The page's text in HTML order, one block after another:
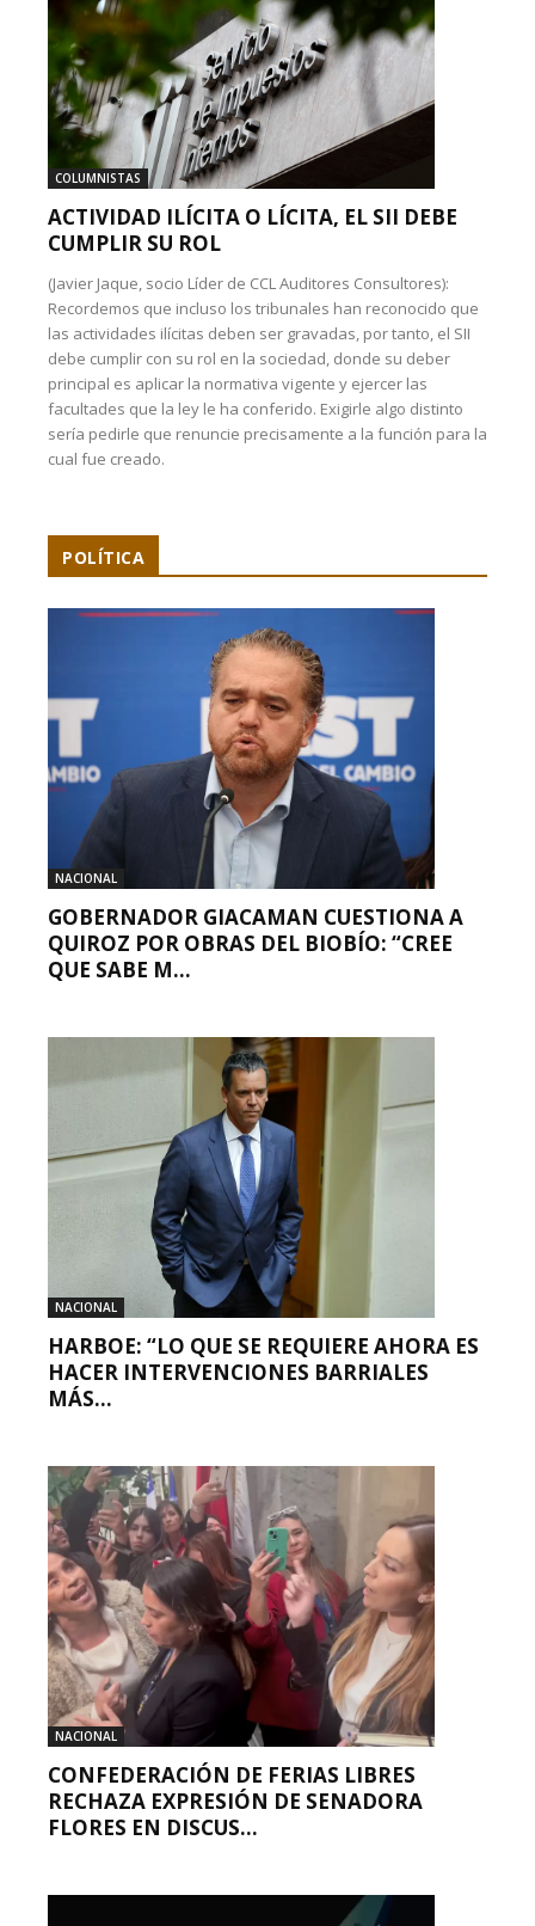
COLUMNISTAS
ACTIVIDAD ILÍCITA O LÍCITA, EL SII DEBE
CUMPLIR SU ROL
(Javier Jaque, socio Líder de CCL Auditores Consultores):
Recordemos que incluso los tribunales han reconocido que
las actividades ilícitas deben ser gravadas, por tanto, el SII
debe cumplir con su rol en la sociedad, donde su deber
principal es aplicar la normativa vigente y ejercer las
facultades que la ley le ha conferido. Exigirle algo distinto
sería pedirle que renuncie precisamente a la función para la
cual fue creado.
POLÍTICA
NACIONAL
GOBERNADOR GIACAMAN CUESTIONA A
QUIROZ POR OBRAS DEL BIOBÍO: “CREE
QUE SABE M...
NACIONAL
HARBOE: “LO QUE SE REQUIERE AHORA ES
HACER INTERVENCIONES BARRIALES
MÁS...
NACIONAL
CONFEDERACIÓN DE FERIAS LIBRES
RECHAZA EXPRESIÓN DE SENADORA
FLORES EN DISCUS...